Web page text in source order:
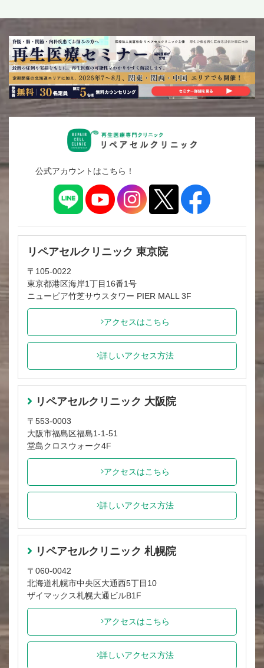
公式アカウントはこちら！
リペアセルクリニック 東京院
〒105-0022
東京都港区海岸1丁目16番1号
ニューピア竹芝サウスタワー PIER MALL 3F
アクセスはこちら
詳しいアクセス方法
リペアセルクリニック 大阪院
〒553-0003
大阪市福島区福島1-1-51
堂島クロスウォーク4F
アクセスはこちら
詳しいアクセス方法
リペアセルクリニック 札幌院
〒060-0042
北海道札幌市中央区大通西5丁目10
ザイマックス札幌大通ビルB1F
アクセスはこちら
詳しいアクセス方法